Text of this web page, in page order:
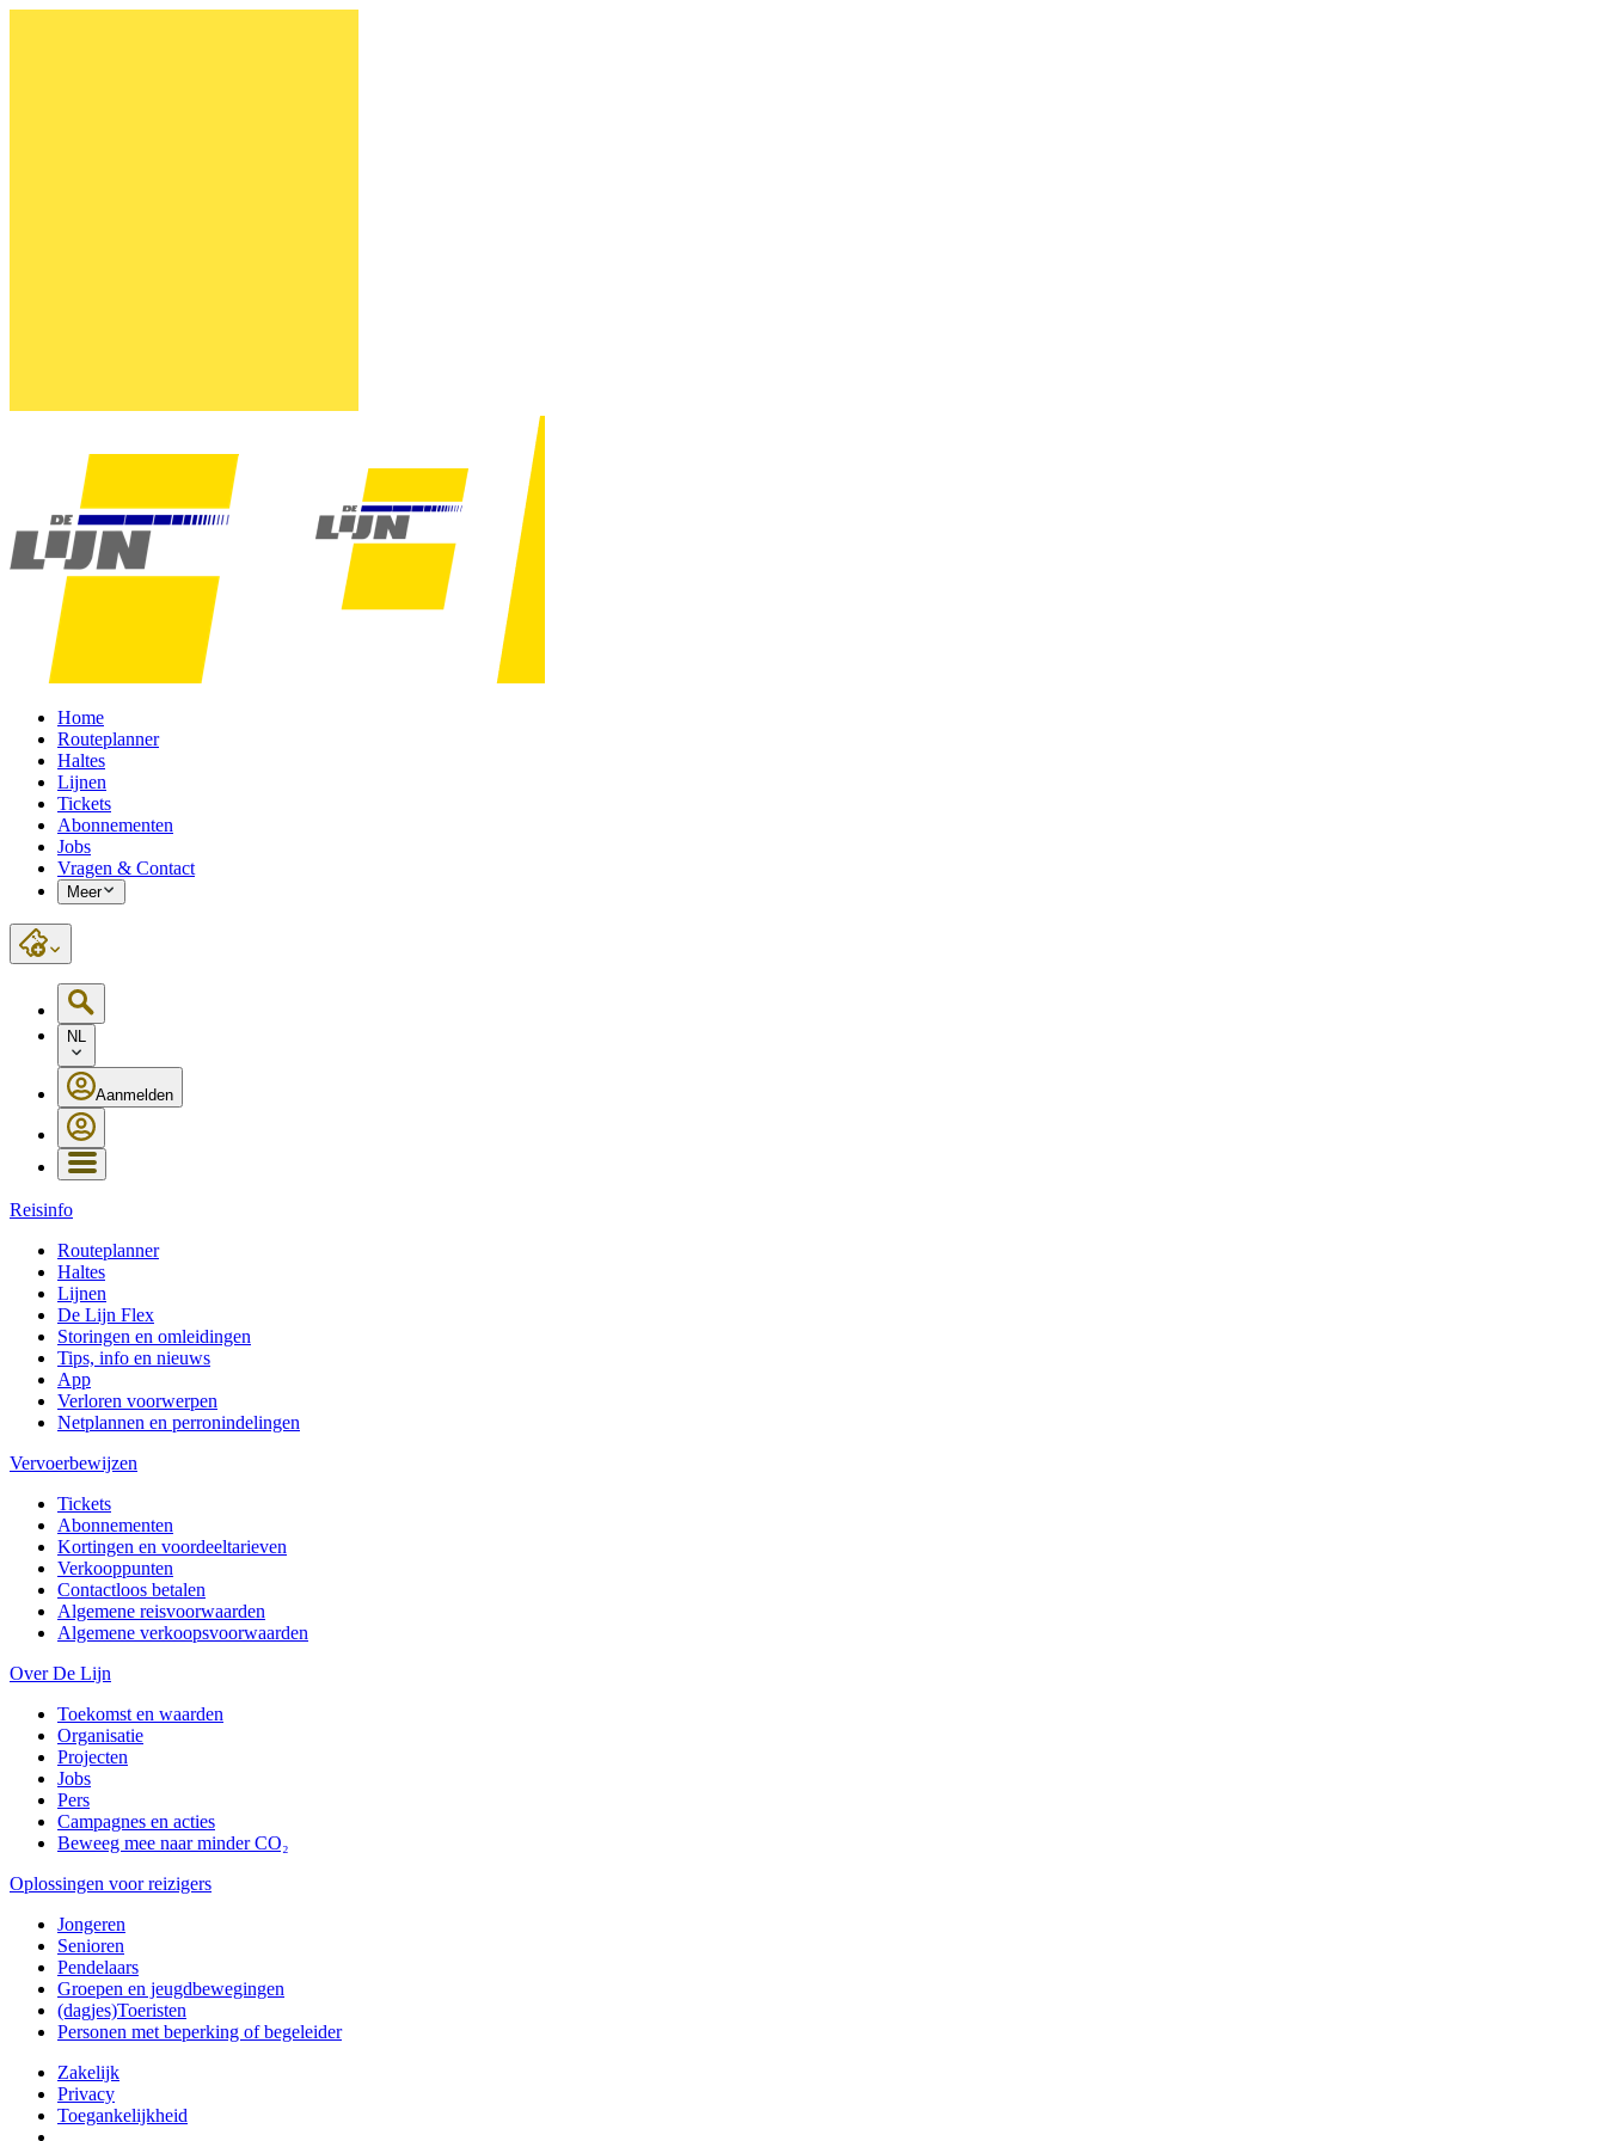
Home
Routeplanner
Haltes
Lijnen
Tickets
Abonnementen
Jobs
Vragen & Contact
Meer
NL
Aanmelden
Reisinfo
Routeplanner
Haltes
Lijnen
De Lijn Flex
Storingen en omleidingen
Tips, info en nieuws
App
Verloren voorwerpen
Netplannen en perronindelingen
Vervoerbewijzen
Tickets
Abonnementen
Kortingen en voordeeltarieven
Verkooppunten
Contactloos betalen
Algemene reisvoorwaarden
Algemene verkoopsvoorwaarden
Over De Lijn
Toekomst en waarden
Organisatie
Projecten
Jobs
Pers
Campagnes en acties
Beweeg mee naar minder CO₂
Oplossingen voor reizigers
Jongeren
Senioren
Pendelaars
Groepen en jeugdbewegingen
(dagjes)Toeristen
Personen met beperking of begeleider
Zakelijk
Privacy
Toegankelijkheid